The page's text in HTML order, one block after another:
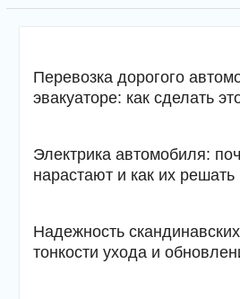
Перевозка дорогого
эвакуаторе: как сделать
Электрика автомобиля:
нарастают и как их решать
Надежность
тонкости ухода и